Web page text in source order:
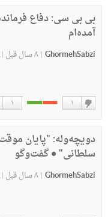
بی بی سی:دفاع
آمده‌ام
GhormehSabzi
|۸ سال قبل |
۱ ۱
دویچه‌وله: "پایان
سلطانی" • گفت‌وگو
GhormehSabzi
|۸ سال قبل |